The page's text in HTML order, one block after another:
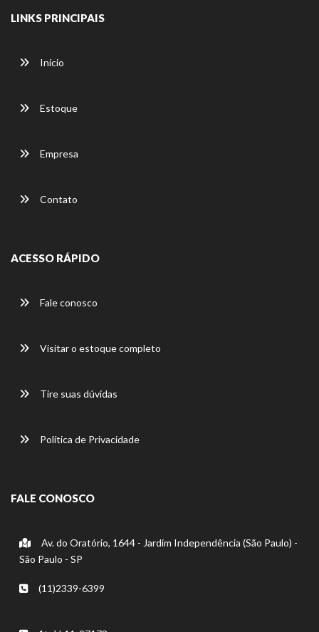
LINKS PRINCIPAIS
Início
Estoque
Empresa
Contato
ACESSO RÁPIDO
Fale conosco
Visitar o estoque completo
Tire suas dúvidas
Política de Privacidade
FALE CONOSCO
Av. do Oratório, 1644 - Jardim Independência (São Paulo) -
São Paulo - SP
(11)2339-6399